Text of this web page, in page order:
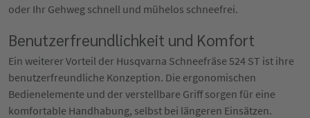
oder Ihr Gehweg schnell und mühelos schneefrei.
Benutzerfreundlichkeit und Komfort
Ein weiterer Vorteil der Husqvarna Schneefräse 524 ST ist ihre
benutzerfreundliche Konzeption. Die ergonomischen
Bedienelemente und der verstellbare Griff sorgen für eine
komfortable Handhabung, selbst bei längeren Einsätzen.